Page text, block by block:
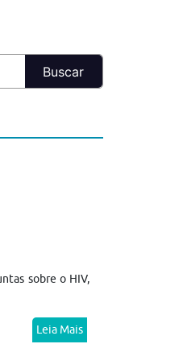
sobre o HIV,
Leia Mais